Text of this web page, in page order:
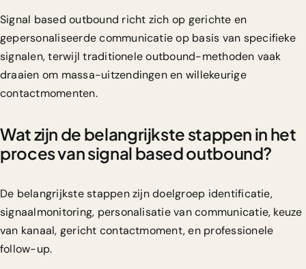
Signal based outbound richt zich op gerichte en
gepersonaliseerde communicatie op basis van specifieke
signalen, terwijl traditionele outbound-methoden vaak
draaien om massa-uitzendingen en willekeurige
contactmomenten.
Wat zijn de belangrijkste stappen in het
proces van signal based outbound?
De belangrijkste stappen zijn doelgroep identificatie,
signaalmonitoring, personalisatie van communicatie, keuze
van kanaal, gericht contactmoment, en professionele
follow-up.